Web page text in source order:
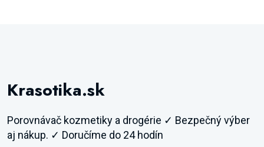
Krasotika.sk
Porovnávač kozmetiky a drogérie ✓ Bezpečný výber
aj nákup. ✓ Doručíme do 24 hodín